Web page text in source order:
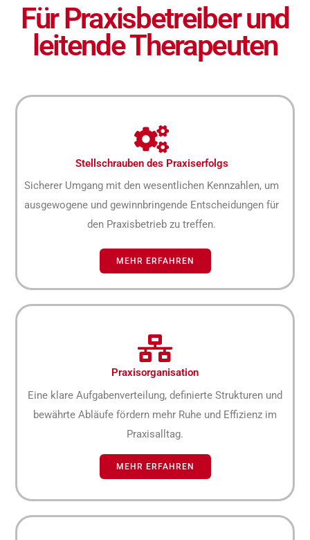
Für Praxisbetreiber und
leitende Therapeuten
MEHR ERFAHREN
Stellschrauben des Praxiserfolgs
Sicherer Umgang mit den wesentlichen Kennzahlen, um
ausgewogene und gewinnbringende Entscheidungen für
den Praxisbetrieb zu treffen.
Praxisorganisation
Eine klare Aufgabenverteilung, definierte Strukturen und
bewährte Abläufe fördern mehr Ruhe und Effizienz im
Praxisalltag.
MEHR ERFAHREN